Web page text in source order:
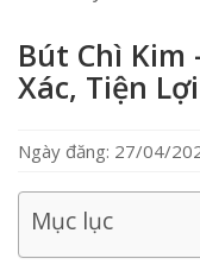
Bút Chì Kim
Xác, Tiện
Ngày đăng: 27/04/
Mục lục